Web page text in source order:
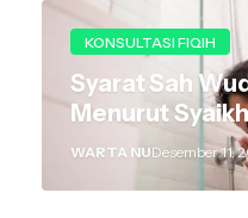
KONSULTASI FIQIH
Syarat Sah
Menurut
WARTA NUDesember 11,